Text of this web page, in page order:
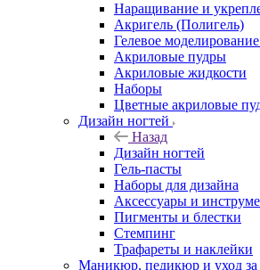
Наращивание и
Акригель (Полигель)
Гелевое
Акриловые пудры
Акриловые жидкости
Наборы
Цветные акриловые
Дизайн ногтей
Назад
Дизайн ногтей
Гель-пасты
Наборы для дизайна
Аксессуары и
Пигменты и блестки
Стемпинг
Трафареты и наклейки
Маникюр, педикюр и уход за